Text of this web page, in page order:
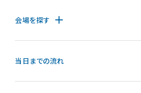
会場を探す
当日までの流れ